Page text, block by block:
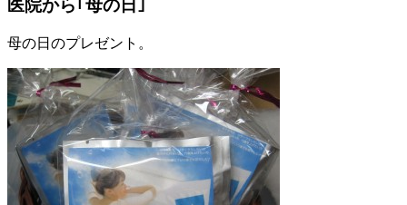
医院から｢母の日｣
母の日のプレゼント。